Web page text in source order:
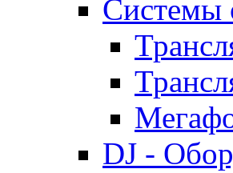
Системы
DJ -